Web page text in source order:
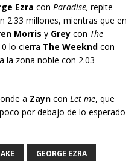
Ezra con Paradise, repite
2.33 millones, mientras que en
Morris y Grey con The
lo cierra The Weeknd con
la zona noble con 2.03
a Zayn con Let me, que
por debajo de lo esperado
GEORGE EZRA